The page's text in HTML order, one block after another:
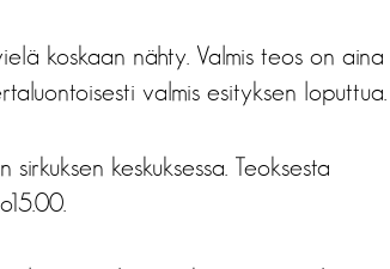
koskaan nähty. Valmis teos on aina
valmis esityksen loputtua.
keskuksessa. Teoksesta